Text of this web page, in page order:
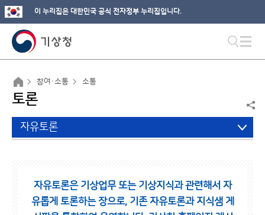
이 누리집은 대한민국 공식 전자정부 누리집입니다.
참여·소통 소통
토론
자유토론
자유토론은 기상업무 또는 기상지식과 관련해서 자
유롭게 토론하는 장으로, 기존 자유토론과 지식샘 게